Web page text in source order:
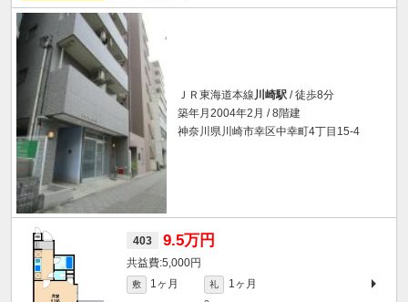
ＪＲ東海道本線 川崎駅 / 徒歩8分
築年月2004年2月 / 8階建
神奈川県川崎市幸区中幸町4丁目15-4
403 9.5万円
5,000円
敷 1ヶ月 礼
1ヶ月